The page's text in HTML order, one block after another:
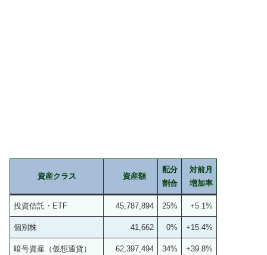
資産クラス 資産額
配分
割合
対前月
増加率
投資信託・ETF 45,787,894 25% +5.1%
個別株 41,662 0% +15.4%
暗号資産（仮想通貨） 62,397,494 34% +39.8%